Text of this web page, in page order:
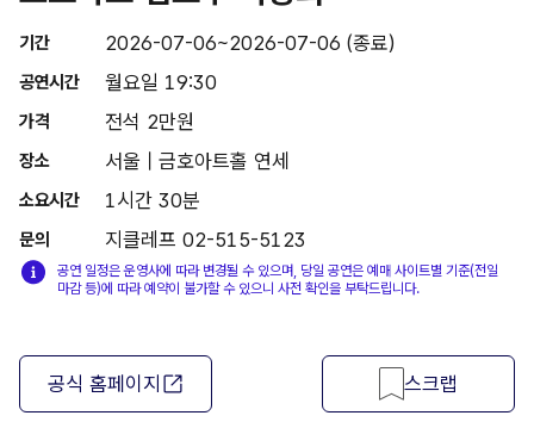
기간 2026-07-06~2026-07-06 (종료)
공연시간 월요일 19:30
가격 전석 2만원
장소 서울 | 금호아트홀 연세
소요시간 1시간 30분
문의 지클레프 02-515-5123
공연 일정은 운영사에 따라 변경될 수 있으며, 당일 공연은 예매 사이트별 기준(전일
마감 등)에 따라 예약이 불가할 수 있으니 사전 확인을 부탁드립니다.
공식 홈페이지 스크랩